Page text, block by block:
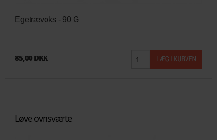
Egetrævoks - 90 G
85,00 DKK
Løve ovnsværte